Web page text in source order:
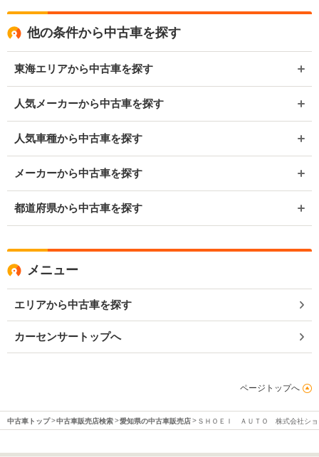
他の条件から中古車を探す
東海エリアから中古車を探す
人気メーカーから中古車を探す
人気車種から中古車を探す
メーカーから中古車を探す
都道府県から中古車を探す
メニュー
エリアから中古車を探す
カーセンサートップへ
ページトップへ
中古車トップ 中古車販売店検索 愛知県の中古車販売店 ＳＨＯＥＩ ＡＵＴＯ 株式会社ショ